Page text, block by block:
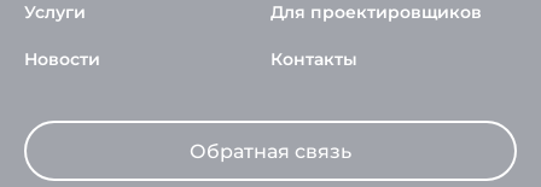
Услуги
Новости
Для проектировщиков
Контакты
Обратная связь